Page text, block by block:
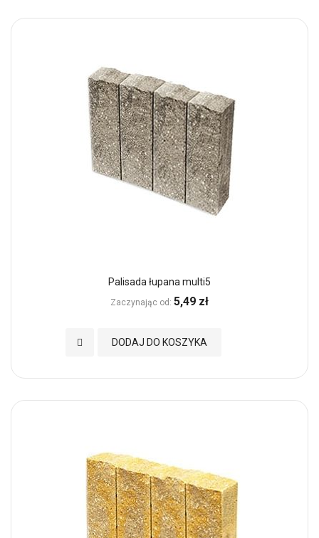
Palisada łupana multi5
Zaczynając od 5,49 zł
DODAJ DO KOSZYKA
Dodaj do Ulubionych